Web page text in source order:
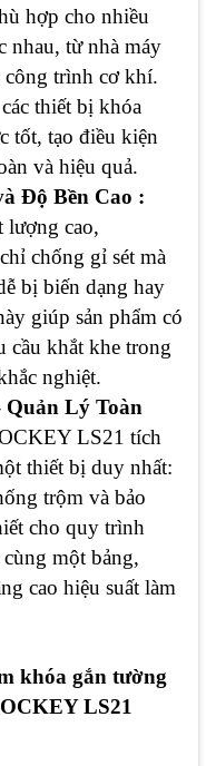
hợp cho nhiều
nhau, từ nhà máy
công trình cơ khí.
thiết bị khóa
tốt, tạo điều kiện
và hiệu quả.
Độ Bền Cao :
lượng cao,
chống gỉ sét mà
bị biến dạng hay
giúp sản phẩm có
cầu khắt khe trong
nghiệt.
Quản Lý Toàn
LS21 tích
thiết bị duy nhất:
trộm và bảo
cho quy trình
một bảng,
cao hiệu suất làm
khóa gắn tường
LS21